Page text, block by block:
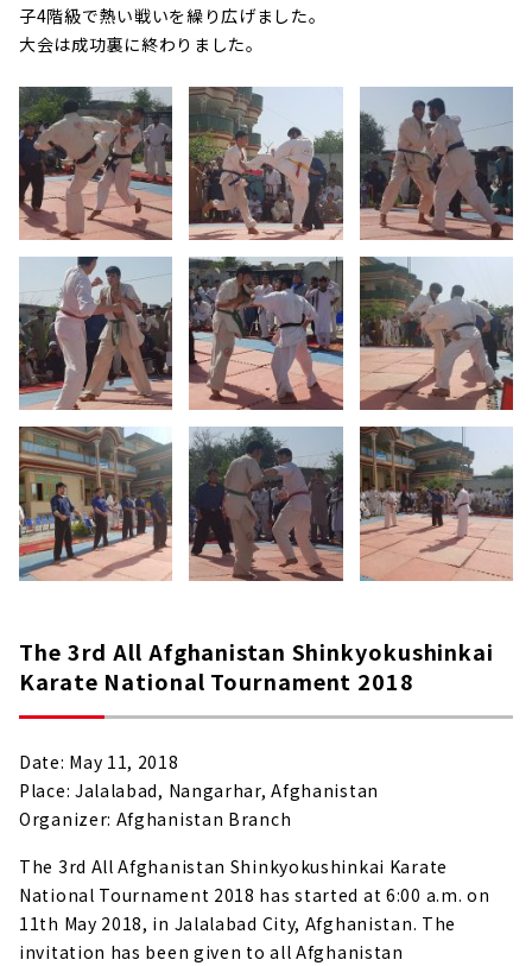
子4階級で熱い戦いを繰り広げました。
大会は成功裏に終わりました。
The 3rd All Afghanistan Shinkyokushinkai
Karate National Tournament 2018
Date: May 11, 2018
Place: Jalalabad, Nangarhar, Afghanistan
Organizer: Afghanistan Branch
The 3rd All Afghanistan Shinkyokushinkai Karate
National Tournament 2018 has started at 6:00 a.m. on
11th May 2018, in Jalalabad City, Afghanistan. The
invitation has been given to all Afghanistan